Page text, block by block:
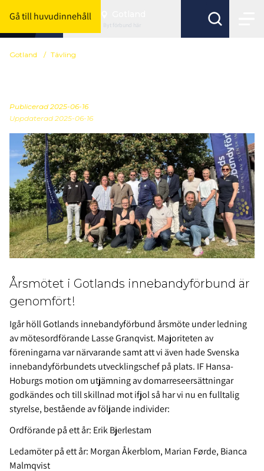
Gå till huvudinnehåll
Byt förbund här
Gotland / Tävling
Publicerad 2025-06-16
Uppdaterad 2025-06-16
Årsmötet i Gotlands innebandyförbund är
genomfört!
Igår höll Gotlands innebandyförbund årsmöte under ledning
av mötesordförande Lasse Granqvist. Majoriteten av
föreningarna var närvarande samt att vi även hade Svenska
innebandyförbundets utvecklingschef på plats. IF Hansa-
Hoburgs motion om utjämning av domarreseersättningar
godkändes och till skillnad mot ifjol så har vi nu en fulltalig
styrelse, bestående av följande individer:
Ordförande på ett år: Erik Bjerlestam
Ledamöter på ett år: Morgan Åkerblom, Marian Førde, Bianca
Malmqvist